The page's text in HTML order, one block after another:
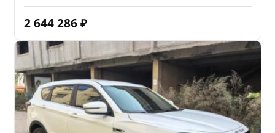
2 644 286 ₽